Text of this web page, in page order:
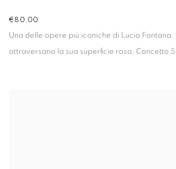
€80.00
Una delle opere più iconiche di Lucio Fontana.
attraversano la sua superficie rosa, Concetto